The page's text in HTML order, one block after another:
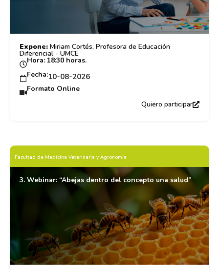
Expone: Miriam Cortés, Profesora de Educación
Diferencial - UMCE
Hora: 18:30 horas.
Fecha:10-08-2026
Formato Online
Quiero participar
Facultad de Medicina Veterinaria y Agronomía
3. Webinar: “Abejas dentro del concepto una salud”